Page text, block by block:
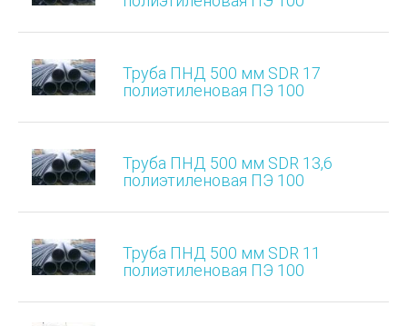
Труба ПНД 500 мм SDR 17
полиэтиленовая ПЭ 100
Труба ПНД 500 мм SDR 13,6
полиэтиленовая ПЭ 100
Труба ПНД 500 мм SDR 11
полиэтиленовая ПЭ 100